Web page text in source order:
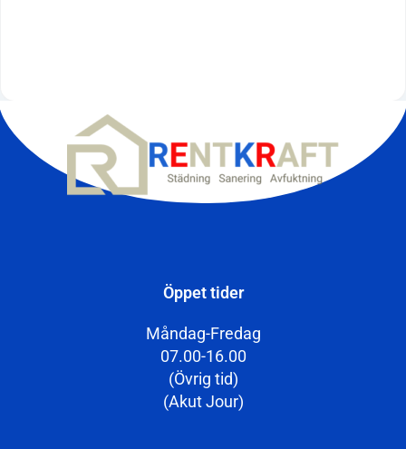
Öppet tider
Måndag-Fredag
07.00-16.00
(Övrig tid)
(Akut Jour)